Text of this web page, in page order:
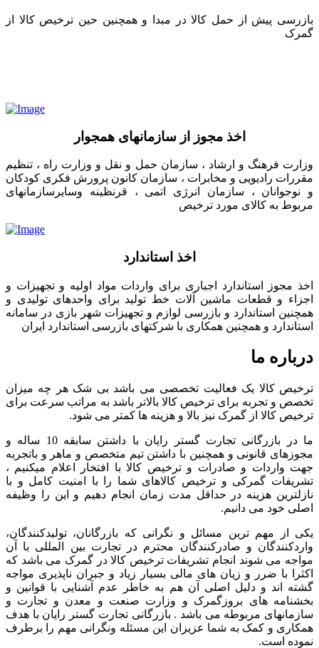
بازرسی پیش از حمل کالا در مبدا و همچنین حین ترخیص کالا از
گمرک
اخذ مجوز از سازمانهای همجوار
وزارت فرهنگ و ارشاد ، سازمان حمل و نقل و وزارت راه ، تنظیم
مقررات رادیویی و مخابرات ، سازمان کانون پرورش فکری کودکان
و نوجوانان ، سازمان انرژی اتمی ، قرنظینه وسایرسازمانهای
مربوط به کالای مورد ترخیص
اخذ استاندارد
اخذ مجوز استاندارد اجباری برای واردات مواد اولیه و تجهیزات و
اجزاء و قطعات ماشین آلات خط تولید برای واحدهای تولیدی و
همچنین استاندارد و بازرسی لوازم و تجهیزات شهر بازی در سامانه
استاندارد و همچنین همکاری با شرکتهای بازرسی استاندارد ایران
درباره ما
ترخیص کالا یک فعالیت تخصصی می باشد بی شک هر چه میزان
تخصص و تجربه برای ترخیص کالا بالاتر باشد به مراتب سرعت برای
ترخیص کالا از گمرک نیز بالا و هزینه ها کمتر می شود.
ما در بازرگانی تجارت گستر رایان با داشتن سابقه 10 ساله و
مجوزهای قانونی و همچنین با داشتن تیم متخصص و ماهر و باتجربه
جهت واردات و صادرات و ترخیص کالا با افتخار اعلام میکنیم ،
تشریفات گمرکی و ترخیص کالاهای شما را با امنیت کامل و با
نازلترین هزینه در حداقل مدت زمان انجام دهیم و این را وظیفه
اصلی خود می دانیم.
یکی از مهم ترین مسائل و نگرانی که بازرگانان، تولیدکنندگان،
واردکنندگان و صادرکنندگان محترم در تجارت بین المللی با آن
مواجه می شوند انجام تشریفات ترخیص کالا در گمرک می باشد که
اکثرا با ضرر و زیان های مالی بسیار زیاد و جبران ناپذیری مواجه
گشته اند و دلیل اصلی آن هم به خاطر عدم آشنایی با قوانین و
بخشنامه های بروزگمرک و وزارت صنعت و معدن و تجارت و
سازمانهای مربوطه می باشد . بازرگانی تجارت گستر رایان با هدف
همکاری و کمک به شما عزیزان این مسئله ونگرانی مهم را برطرف
نموده است.